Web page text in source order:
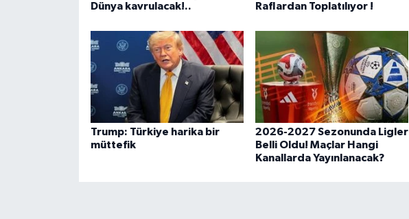
Dünya kavrulacak!..
Raflardan Toplatılıyor !
Trump: Türkiye harika bir
müttefik
2026-2027 Sezonunda Ligler
Belli Oldu! Maçlar Hangi
Kanallarda Yayınlanacak?